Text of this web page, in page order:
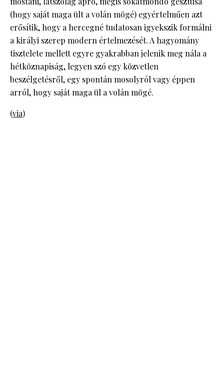
(hogy saját maga ült a volán mögé) egyértelműen azt
erősítik, hogy a hercegné tudatosan igyekszik formálni
a királyi szerep modern értelmezését. A hagyomány
tisztelete mellett egyre gyakrabban jelenik meg nála a
hétköznapiság, legyen szó egy közvetlen
beszélgetésről, egy spontán mosolyról vagy éppen
arról, hogy saját maga ül a volán mögé.
(via)